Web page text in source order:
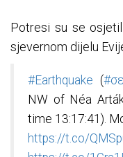
Potresi su se
sjevernom dijelu
#Earthquake (
NW of Néa
time 13:17:41).
https://t.co/